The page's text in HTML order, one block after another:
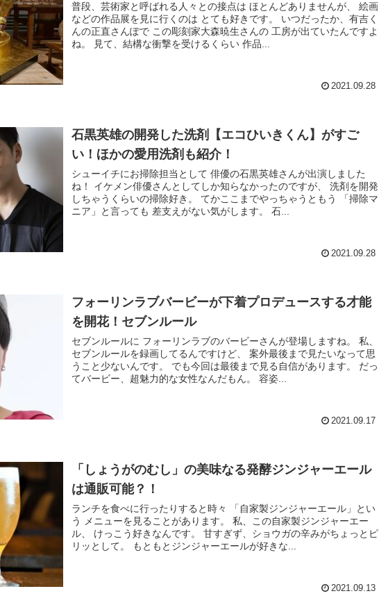
普段、芸術家と呼ばれる人々との接点は ほとんどありませんが、 絵画
などの作品展を見に行くのは とても好きです。 いつだったか、有吉く
んの正直さんぽで この彫刻家大森暁生さんの 工房が出ていたんですよ
ね。 見て、結構な衝撃を受けるくらい 作品...
2021.09.28
石黒英雄の開発した洗剤【エコひいきくん】がすご
い！ほかの愛用洗剤も紹介！
シューイチにお掃除担当として 俳優の石黒英雄さんが出演しました
ね！ イケメン俳優さんとしてしか知らなかったのですが、 洗剤を開発
しちゃうくらいの掃除好き。 てかここまでやっちゃうともう 「掃除マ
ニア」と言っても 差支えがない気がします。 石...
2021.09.28
フォーリンラブバービーが下着プロデュースする才能
を開花！セブンルール
セブンルールに フォーリンラブのバービーさんが登場しますね。 私、
セブンルールを録画してるんですけど、 案外最後まで見たいなって思
うこと少ないんです。 でも今回は最後まで見る自信があります。 だっ
てバービー、超魅力的な女性なんだもん。 容姿...
2021.09.17
「しょうがのむし」の美味なる発酵ジンジャーエール
は通販可能？！
ランチを食べに行ったりすると時々 「自家製ジンジャーエール」とい
う メニューを見ることがあります。 私、この自家製ジンジャーエー
ル、 けっこう好きなんです。 甘すぎず、ショウガの辛みがちょっとピ
リッとして。 もともとジンジャーエールが好きな...
2021.09.13